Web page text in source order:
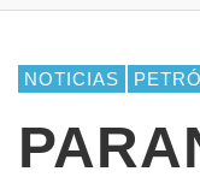
NOTICIAS